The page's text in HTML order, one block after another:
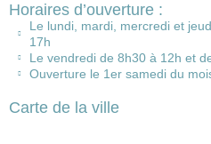
Horaires d’ouverture :
Le lundi, mardi, mercredi et
17h
Le vendredi de 8h30 à 12h et
Ouverture le 1er samedi du
Carte de la ville